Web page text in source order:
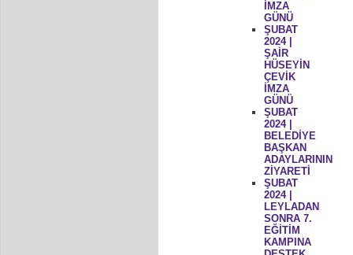
İMZA
GÜNÜ
ŞUBAT
2024 |
ŞAİR
HÜSEYİN
ÇEVİK
İMZA
GÜNÜ
ŞUBAT
2024 |
BELEDİYE
BAŞKAN
ADAYLARININ
ZİYARETİ
ŞUBAT
2024 |
LEYLADAN
SONRA 7.
EĞİTİM
KAMPINA